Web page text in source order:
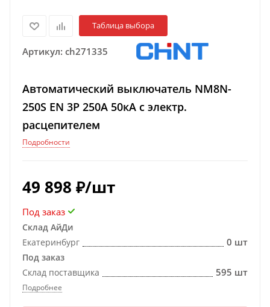
Таблица выбора
Артикул: ch271335
Автоматический выключатель NM8N-
250S EN 3P 250А 50кА с электр.
расцепителем
Подробности
49 898 ₽/шт
Под заказ
Склад АйДи
Екатеринбург
0 шт
Под заказ
Склад поставщика
595 шт
Подробнее